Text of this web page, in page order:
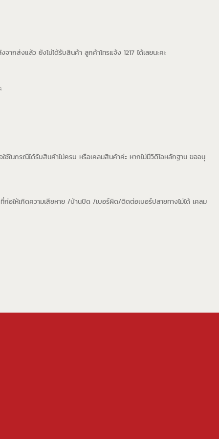
ส่งแล้ว ยังไม่ได้รับสินค้า ลูกค้าโทรแจ้ง 1217 ได้เลยนะคะ
ในกรณีได้รับสินค้าไม่ครบ หรือเคลมสินค้าค่ะ หากไม่มีวิดิโอหลักฐาน ขออนุ
อให้เกิดความเสียหาย /บ้านปิด /เบอร์ผิด/ติดต่อเบอร์ปลายทางไม่ได้ เคลม